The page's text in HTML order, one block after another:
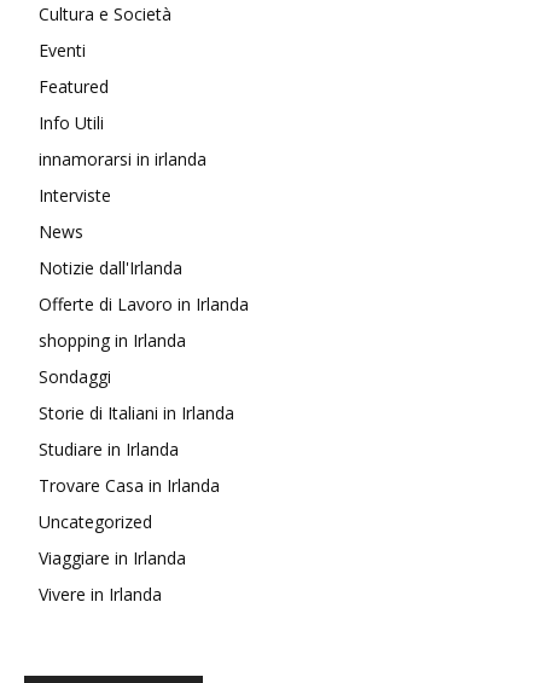
Cultura e Società
Eventi
Featured
Info Utili
innamorarsi in irlanda
Interviste
News
Notizie dall'Irlanda
Offerte di Lavoro in Irlanda
shopping in Irlanda
Sondaggi
Storie di Italiani in Irlanda
Studiare in Irlanda
Trovare Casa in Irlanda
Uncategorized
Viaggiare in Irlanda
Vivere in Irlanda